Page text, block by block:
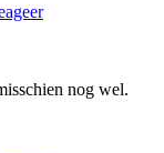
nog wel.